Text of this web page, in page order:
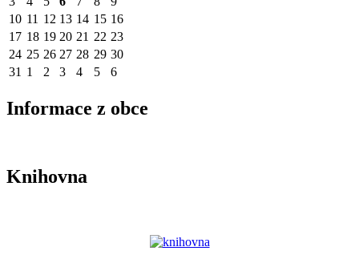
10 11 12 13 14 15 16
17 18 19 20 21 22 23
24 25 26 27 28 29 30
31 1 2 3 4 5 6
Informace z obce
Knihovna